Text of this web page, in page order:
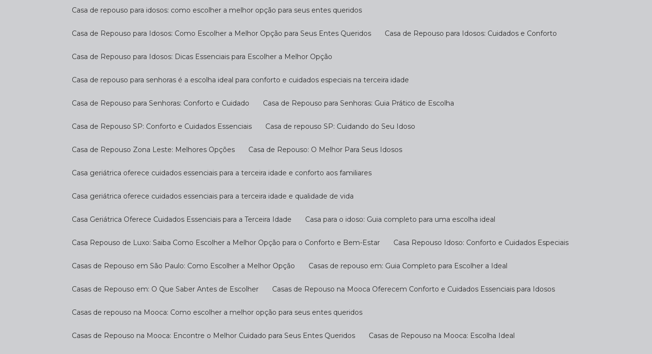
Casa de repouso para idosos: como escolher a melhor opção para seus entes queridos
Casa de Repouso para Idosos: Como Escolher a Melhor Opção para Seus Entes Queridos Casa de Repouso para Idosos: Cuidados e Conforto
Casa de Repouso para Idosos: Dicas Essenciais para Escolher a Melhor Opção
Casa de repouso para senhoras é a escolha ideal para conforto e cuidados especiais na terceira idade
Casa de Repouso para Senhoras: Conforto e Cuidado Casa de Repouso para Senhoras: Guia Prático de Escolha
Casa de Repouso SP: Conforto e Cuidados Essenciais Casa de repouso SP: Cuidando do Seu Idoso
Casa de Repouso Zona Leste: Melhores Opções Casa de Repouso: O Melhor Para Seus Idosos
Casa geriátrica oferece cuidados essenciais para a terceira idade e conforto aos familiares
Casa geriátrica oferece cuidados essenciais para a terceira idade e qualidade de vida
Casa Geriátrica Oferece Cuidados Essenciais para a Terceira Idade Casa para o idoso: Guia completo para uma escolha ideal
Casa Repouso de Luxo: Saiba Como Escolher a Melhor Opção para o Conforto e Bem-Estar Casa Repouso Idoso: Conforto e Cuidados Especiais
Casas de Repouso em São Paulo: Como Escolher a Melhor Opção Casas de repouso em: Guia Completo para Escolher a Ideal
Casas de Repouso em: O Que Saber Antes de Escolher Casas de Repouso na Mooca Oferecem Conforto e Cuidados Essenciais para Idosos
Casas de repouso na Mooca: Como escolher a melhor opção para seus entes queridos
Casas de Repouso na Mooca: Encontre o Melhor Cuidado para Seus Entes Queridos Casas de Repouso na Mooca: Escolha Ideal